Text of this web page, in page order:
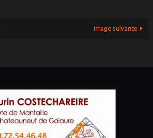
Image suivante